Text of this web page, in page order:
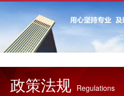
政策法规 Regulations